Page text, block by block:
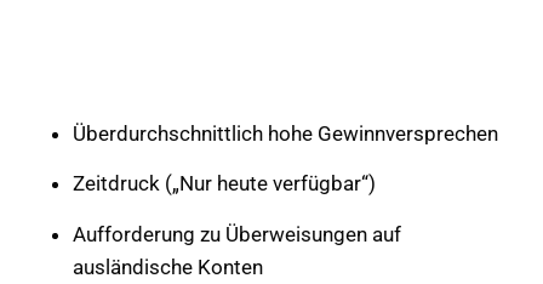
Überdurchschnittlich hohe Gewinnversprechen
Zeitdruck („Nur heute verfügbar“)
Aufforderung zu Überweisungen auf
ausländische Konten